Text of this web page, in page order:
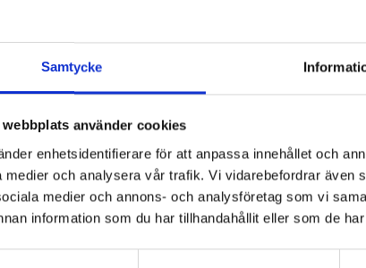
Samtycke
webbplats använder cookies
enhetsidentifierare för att anpassa innehållet och
medier och analysera vår trafik. Vi vidarebefordrar även
medier och annons- och analysföretag som vi
information som du har tillhandahållit eller som de
ansvaret för barnens
mig till allt otäckt som kan hända?”